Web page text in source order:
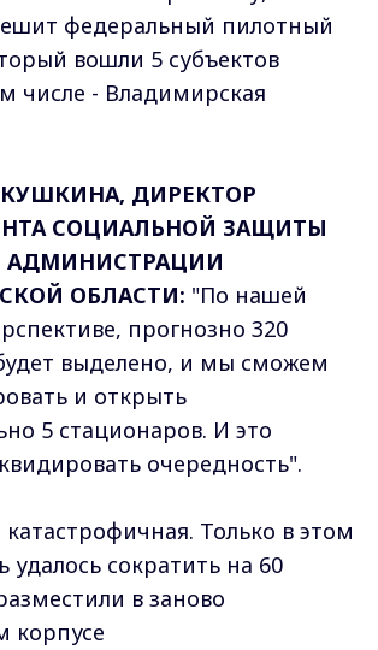
федеральный пилотный
вошли 5 субъектов
числе - Владимирская
ДИРЕКТОР
СОЦИАЛЬНОЙ ЗАЩИТЫ
АДМИНИСТРАЦИИ
ОБЛАСТИ: "По нашей
прогнозно 320
выделено, и мы сможем
и открыть
5 стационаров. И это
очередность".
Только в этом
удалось сократить на 60
в заново
корпусе